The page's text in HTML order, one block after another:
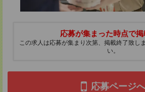
応募が集まった時点で掲
この求人は応募が集まり次第、掲載終了致し
い。
応募ページへ